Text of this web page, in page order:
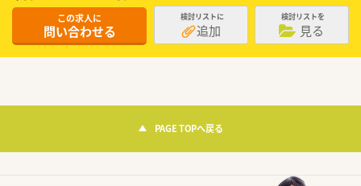
この求人に
問い合わせる
検討リストに
追加
検討リストを
見る
PAGE TOPへ戻る